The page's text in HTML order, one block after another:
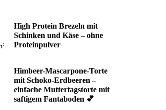
High Protein Brezeln mit
Schinken und Käse – ohne
Proteinpulver
Himbeer-Mascarpone-Torte
mit Schoko-Erdbeeren –
einfache Muttertagstorte mit
saftigem Fantaboden 💕